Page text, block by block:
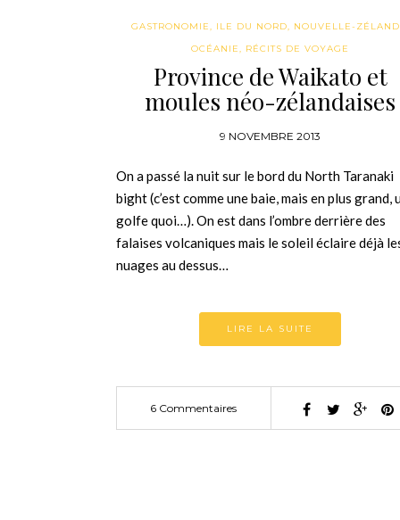
GASTRONOMIE, ILE DU NORD, NOUVELLE-
OCÉANIE, RÉCITS DE VOYAGE
Province de Waikato et
moules néo-zélandaises
9 NOVEMBRE 2013
On a passé la nuit sur le bord du North Taranaki
bight (c’est comme une baie, mais en plus grand,
golfe quoi…). On est dans l’ombre derrière des
falaises volcaniques mais le soleil éclaire déjà
nuages au dessus…
LIRE LA SUITE
6 Commentaires